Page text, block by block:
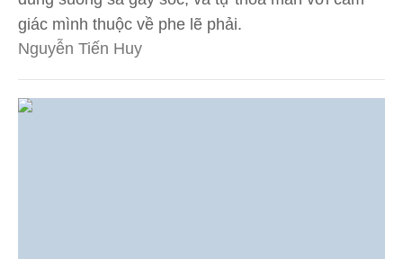
giác mình thuộc về phe lẽ phải.
Nguyễn Tiến Huy